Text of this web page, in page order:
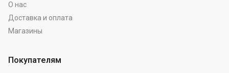
О нас
Доставка и оплата
Магазины
Покупателям